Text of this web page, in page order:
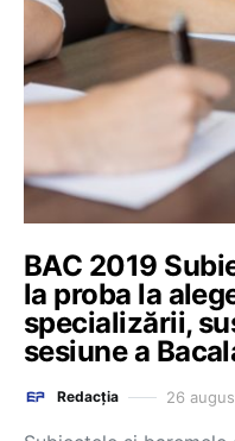
BAC 2019
la proba la
specializării,
sesiune a
Redacția 26